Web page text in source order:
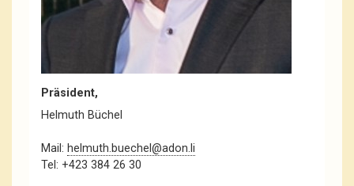
Präsident,
Helmuth Büchel
Mail: helmuth.buechel@adon.li
Tel: +423 384 26 30